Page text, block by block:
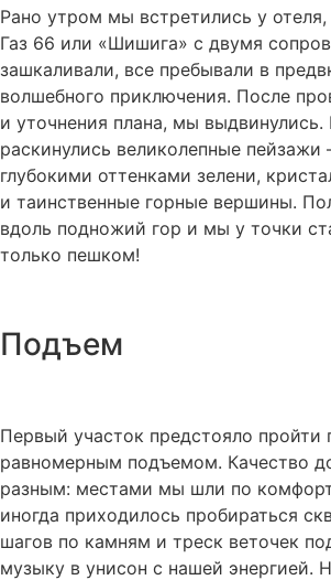
Рано утром мы встретились у
Газ 66 или «Шишига» с двумя
зашкаливали, все пребывали в
волшебного приключения. После
и уточнения плана, мы выдвинулись.
раскинулись великолепные пейзажи
глубокими оттенками зелени,
и таинственные горные вершины.
вдоль подножий гор и мы у точки
только пешком!
Подъем
Первый участок предстояло пройти
равномерным подъемом. Качество
разным: местами мы шли по
иногда приходилось пробираться
шагов по камням и треск веточек
музыку в унисон с нашей энергией.